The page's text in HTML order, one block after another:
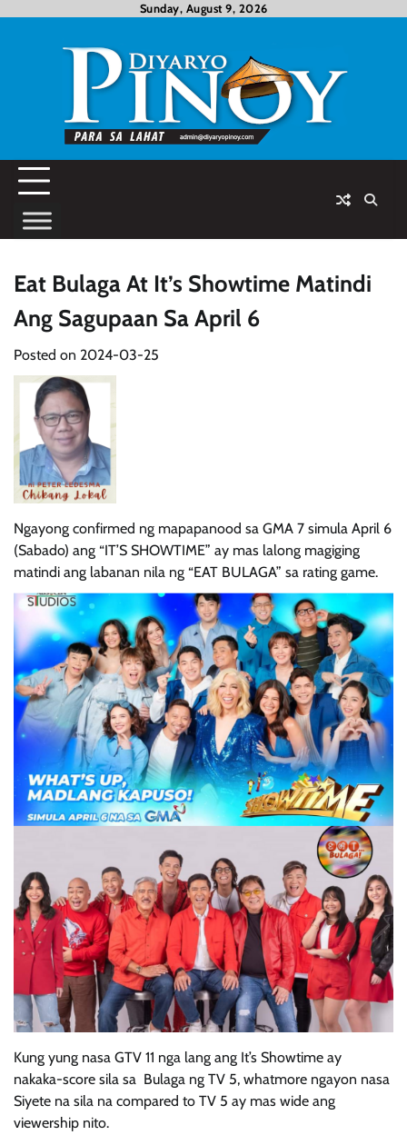
Sunday, August 9, 2026
Eat Bulaga At It’s Showtime Matindi
Ang Sagupaan Sa April 6
Posted on 2024-03-25
Ngayong confirmed ng mapapanood sa GMA 7 simula April 6
(Sabado) ang “IT’S SHOWTIME” ay mas lalong magiging
matindi ang labanan nila ng “EAT BULAGA” sa rating game.
Kung yung nasa GTV 11 nga lang ang It’s Showtime ay
nakaka-score sila sa Bulaga ng TV 5, whatmore ngayon nasa
Siyete na sila na compared to TV 5 ay mas wide ang
viewership nito.